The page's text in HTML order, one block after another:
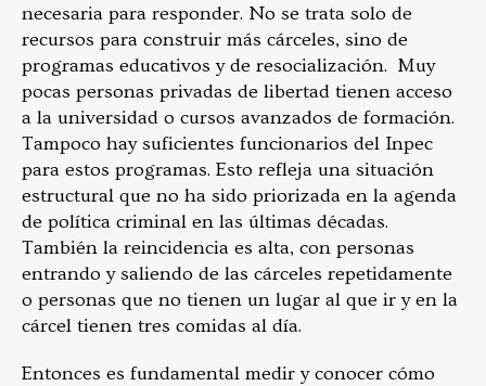
necesaria para responder. No se trata solo de
recursos para construir más cárceles, sino de
programas educativos y de resocialización. Muy
pocas personas privadas de libertad tienen acceso
a la universidad o cursos avanzados de formación.
Tampoco hay suficientes funcionarios del Inpec
para estos programas. Esto refleja una situación
estructural que no ha sido priorizada en la agenda
de política criminal en las últimas décadas.
También la reincidencia es alta, con personas
entrando y saliendo de las cárceles repetidamente
o personas que no tienen un lugar al que ir y en la
cárcel tienen tres comidas al día.
Entonces es fundamental medir y conocer cómo